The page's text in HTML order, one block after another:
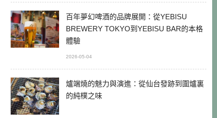
百年夢幻啤酒的品牌展開：從YEBISU
BREWERY TOKYO到YEBISU BAR的本格
體驗
2026-05-04
爐端燒的魅力與演進：從仙台發跡到圍爐裏
的純樸之味